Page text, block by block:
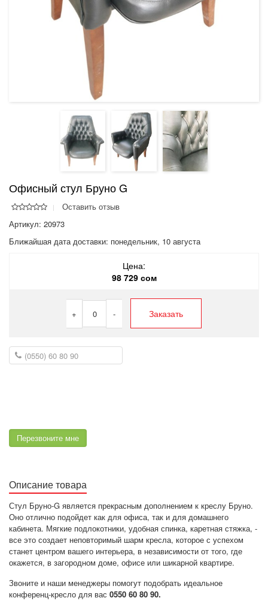
Офисный стул Бруно G
Оставить отзыв
Артикул: 20973
Ближайшая дата доставки: понедельник, 10 августа
Цена:
98 729 сом
+ 0 - Заказать
Перезвоните мне
Описание товара
Стул Бруно-G является прекрасным дополнением к креслу Бруно.
Оно отлично подойдет как для офиса, так и для домашнего
кабинета. Мягкие подлокотники, удобная спинка, каретная стяжка, -
все это создает неповторимый шарм кресла, которое с успехом
станет центром вашего интерьера, в независимости от того, где
окажется, в загородном доме, офисе или шикарной квартире.
Звоните и наши менеджеры помогут подобрать идеальное
конференц-кресло для вас 0550 60 80 90.